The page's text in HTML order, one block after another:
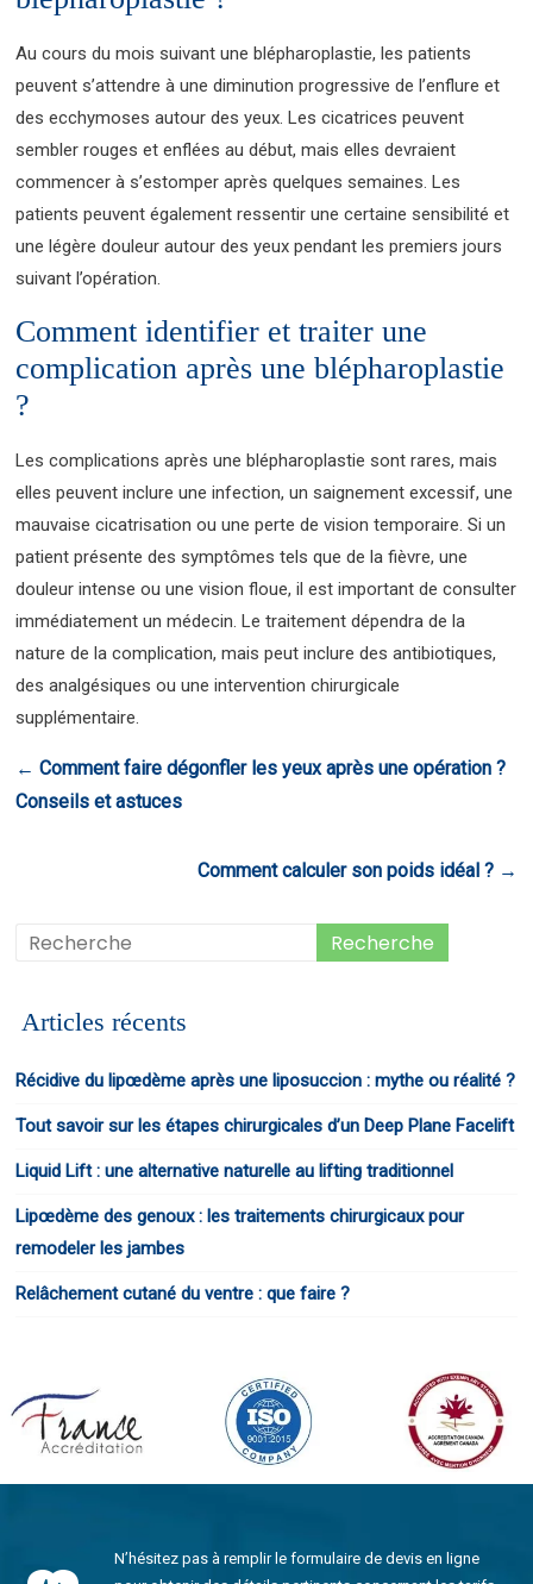
Au cours du mois suivant une blépharoplastie, les patients
peuvent s’attendre à une diminution progressive de l’enflure et
des ecchymoses autour des yeux. Les cicatrices peuvent
sembler rouges et enflées au début, mais elles devraient
commencer à s’estomper après quelques semaines. Les
patients peuvent également ressentir une certaine sensibilité et
une légère douleur autour des yeux pendant les premiers jours
suivant l’opération.
Comment identifier et traiter une
complication après une blépharoplastie
?
Les complications après une blépharoplastie sont rares, mais
elles peuvent inclure une infection, un saignement excessif, une
mauvaise cicatrisation ou une perte de vision temporaire. Si un
patient présente des symptômes tels que de la fièvre, une
douleur intense ou une vision floue, il est important de consulter
immédiatement un médecin. Le traitement dépendra de la
nature de la complication, mais peut inclure des antibiotiques,
des analgésiques ou une intervention chirurgicale
supplémentaire.
← Comment faire dégonfler les yeux après une opération ?
Conseils et astuces
Comment calculer son poids idéal ? →
Articles récents
Récidive du lipœdème après une liposuccion : mythe ou réalité ?
Tout savoir sur les étapes chirurgicales d’un Deep Plane Facelift
Liquid Lift : une alternative naturelle au lifting traditionnel
Lipœdème des genoux : les traitements chirurgicaux pour
remodeler les jambes
Relâchement cutané du ventre : que faire ?
N’hésitez pas à remplir le formulaire de devis en ligne